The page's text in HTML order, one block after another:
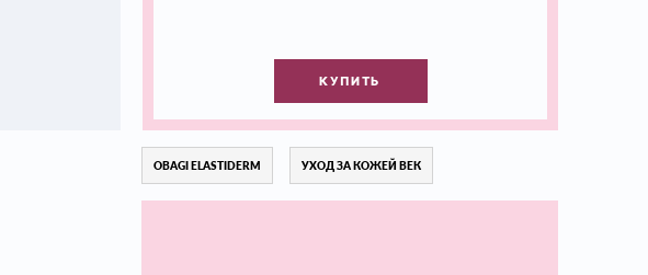
КУПИТЬ
OBAGI ELASTIDERM УХОД ЗА КОЖЕЙ ВЕК